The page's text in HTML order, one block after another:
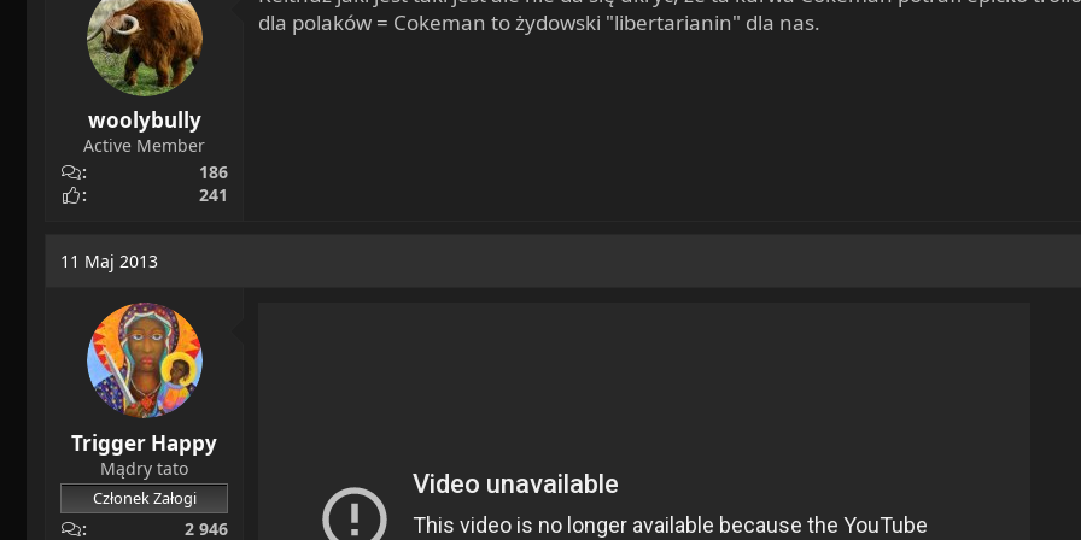
n
woolybully
Active Member
186
241
dla polaków = Cokeman to żydowski "libertarianin" dla nas.
11 Maj 2013
Trigger Happy
Mądry tato
Członek Załogi
2 946